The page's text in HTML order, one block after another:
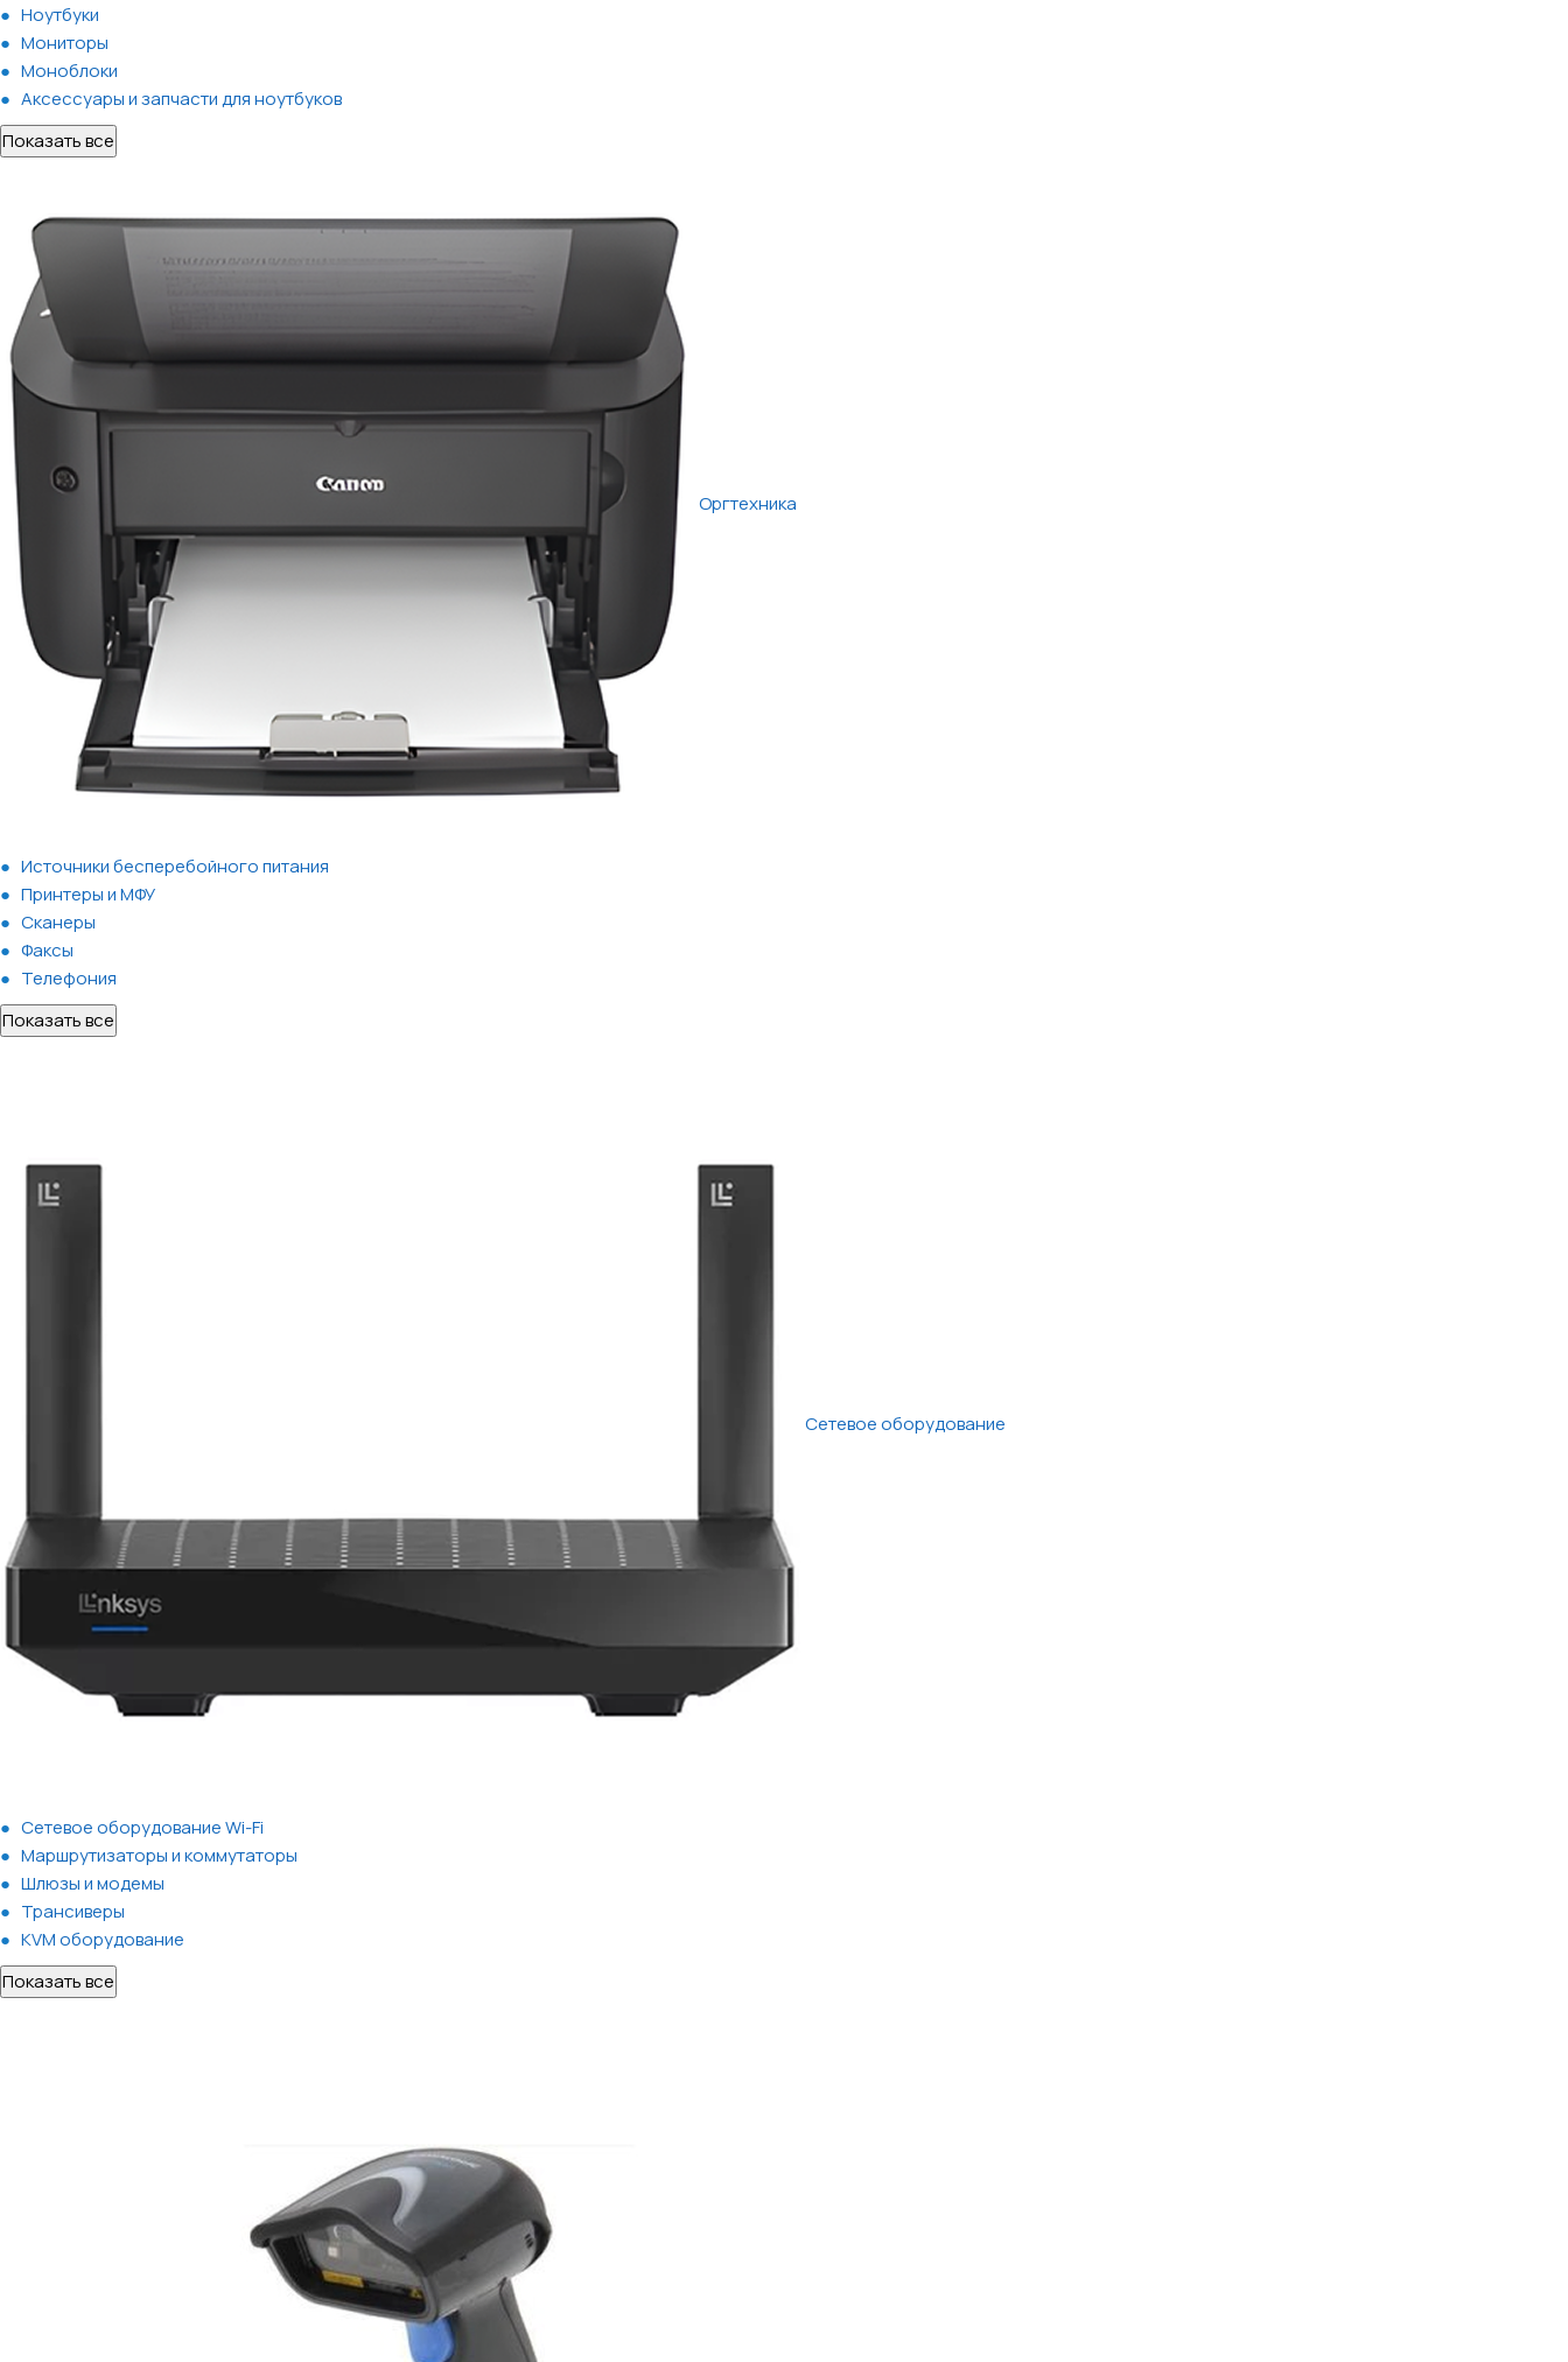
Ноутбуки
Мониторы
Моноблоки
Аксессуары и запчасти для ноутбуков
Показать все
Оргтехника
Источники бесперебойного питания
Принтеры и МФУ
Сканеры
Факсы
Телефония
Показать все
Сетевое оборудование
Сетевое оборудование Wi-Fi
Маршрутизаторы и коммутаторы
Шлюзы и модемы
Трансиверы
KVM оборудование
Показать все